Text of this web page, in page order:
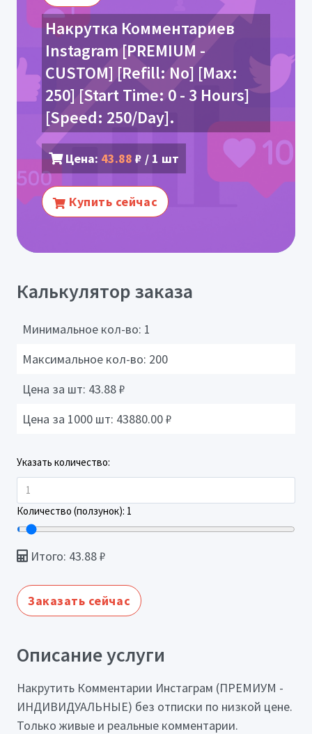
Накрутка Комментариев
Instagram [PREMIUM -
CUSTOM] [Refill: No] [Max:
250] [Start Time: 0 - 3 Hours]
[Speed: 250/Day].
Цена: 43.88 ₽ / 1 шт
Купить сейчас
Калькулятор заказа
Минимальное кол-во: 1
Максимальное кол-во: 200
Цена за шт: 43.88₽
Цена за 1000 шт: 43880.00₽
Указать количество:
Количество (ползунок): 1
Итого: 43.88₽
Заказать сейчас
Описание услуги
Накрутить Комментарии Инстаграм (ПРЕМИУМ -
ИНДИВИДУАЛЬНЫЕ) без отписки по низкой цене.
Только живые и реальные комментарии.